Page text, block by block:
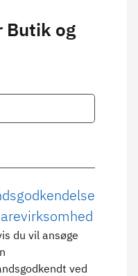
Butik og
du vil ansøge
ved